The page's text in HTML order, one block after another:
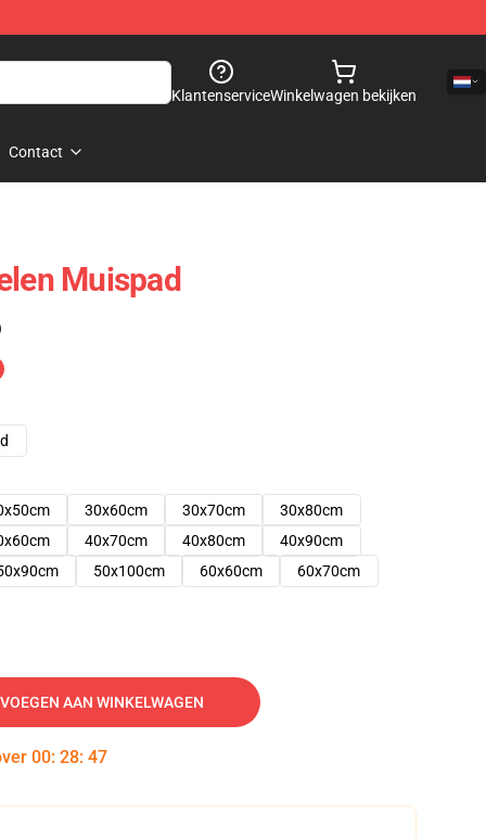
KlantenserviceWinkelwagen bekijken
Contact
Muispad
30x60cm 30x70cm
30x80cm
40x70cm 40x80cm
40x90cm
50x100cm 60x60cm
60x70cm
AAN WINKELWAGEN
00: 28: 46